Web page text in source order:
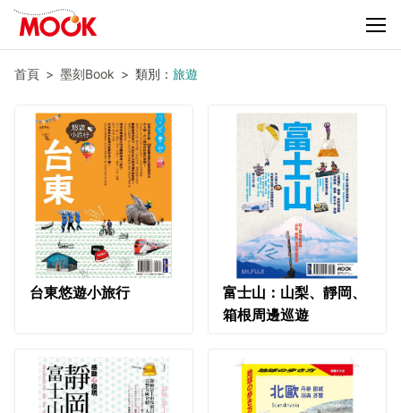
首頁 墨刻Book 類別： 旅遊
台東悠遊小旅行
富士山：山梨、靜岡、
箱根周邊巡遊